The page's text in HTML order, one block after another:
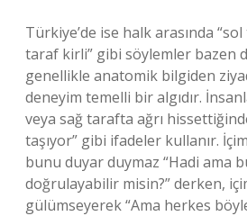
Türkiye’de ise halk arasında
taraf kirli” gibi söylemler bazen
genellikle anatomik bilgiden
deneyim temelli bir algıdır.
veya sağ tarafta ağrı
taşıyor” gibi ifadeler kullanır.
bunu duyar duymaz “Hadi ama
doğrulayabilir misin?” derken,
gülümseyerek “Ama herkes